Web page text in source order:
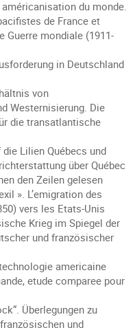
du monde.
de France et
Guerre mondiale (1911-
in Deutschland
von
Westernisierung. Die
die transatlantische
Lilien Québecs und
über Québec
den Zeilen gelesen
». L’emigration des
vers les Etats-Unis
Krieg im Spiegel der
und französischer
americaine
etude comparee pour
Überlegungen zu
und